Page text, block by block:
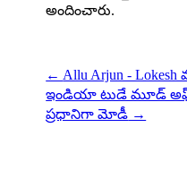
అందించారు.
← Allu Arjun -
ఇండియా టుడే మూడ్ అఫ్
ప్రధానిగా మోడీ →